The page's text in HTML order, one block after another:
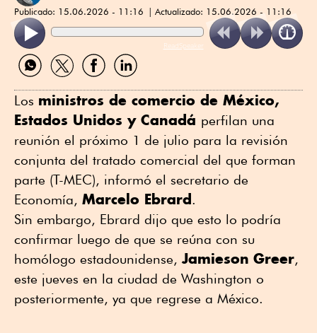
Publicado: 15.06.2026 - 11:16 Actualizado: 15.06.2026 - 11:16
ReadSpeaker
Compartir
por
Compartir
por
Compartir
por
Compartir
por
Los ministros de comercio de México,
Estados Unidos y Canadá perfilan una
reunión el próximo 1 de julio para la revisión
conjunta del tratado comercial del que forman
parte (T-MEC), informó el secretario de
Economía, Marcelo Ebrard.
Sin embargo, Ebrard dijo que esto lo podría
confirmar luego de que se reúna con su
homólogo estadounidense, Jamieson Greer,
este jueves en la ciudad de Washington o
posteriormente, ya que regrese a México.